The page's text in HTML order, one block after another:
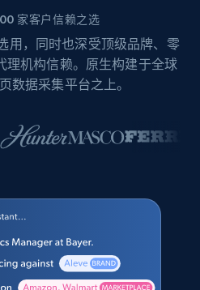
家客户信赖之选
用，同时也深受顶级品牌、零
理机构信赖。原生构建于全球
数据采集平台之上。